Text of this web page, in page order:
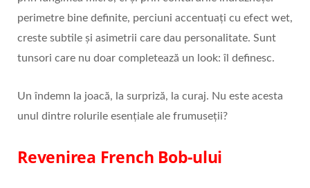
perimetre bine definite, perciuni accentuați cu efect wet,
creste subtile și asimetrii care dau personalitate. Sunt
tunsori care nu doar completează un look: îl definesc.
Un îndemn la joacă, la surpriză, la curaj. Nu este acesta
unul dintre rolurile esențiale ale frumuseții?
Revenirea French Bob-ului